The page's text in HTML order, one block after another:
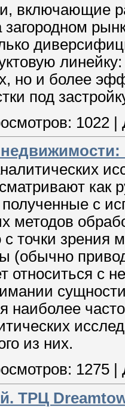
включающие
но и более
под
1022 |
как
с
методов
точки зрения
(обычно
относиться с
наиболее
из них.
1275
ТРЦ